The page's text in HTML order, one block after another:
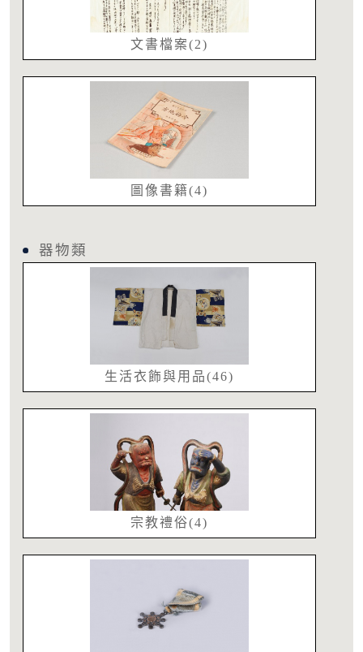
文書檔案(2)
圖像書籍(4)
器物類
生活衣飾與用品(46)
宗教禮俗(4)